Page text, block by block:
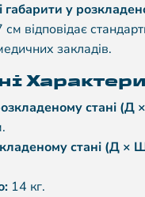
габарити у
відповідає
закладів.
стані
стані (Д ×
14 кг.